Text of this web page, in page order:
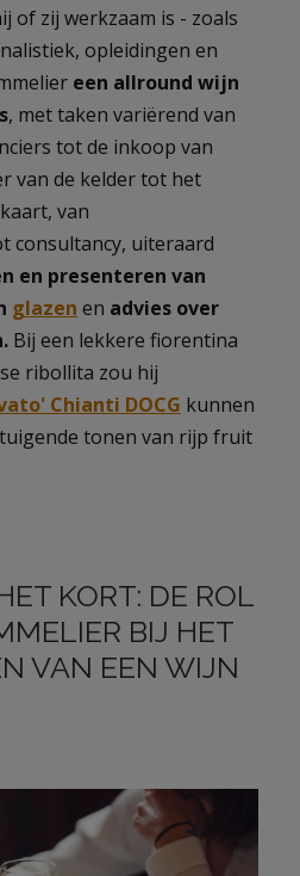
of zij werkzaam is - zoals
opleidingen en
een allround wijn
, met taken variërend van
tot de inkoop van
van de kelder tot het
van
consultancy, uiteraard
en presenteren van
glazen en advies over
Bij een lekkere fiorentina
ribollita zou hij
Chianti DOCG kunnen
tonen van rijp fruit
KORT: DE ROL
BIJ HET
VAN EEN WIJN